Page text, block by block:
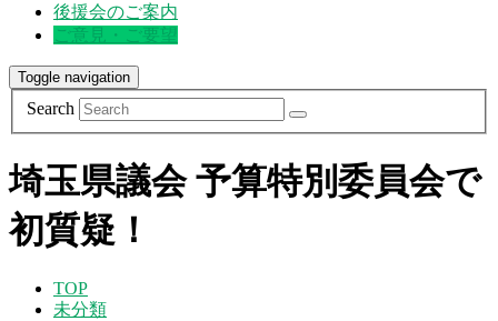
後援会のご案内
ご意見・ご要望
Toggle navigation
Search
埼玉県議会 予算特別委員会で
初質疑！
TOP
未分類